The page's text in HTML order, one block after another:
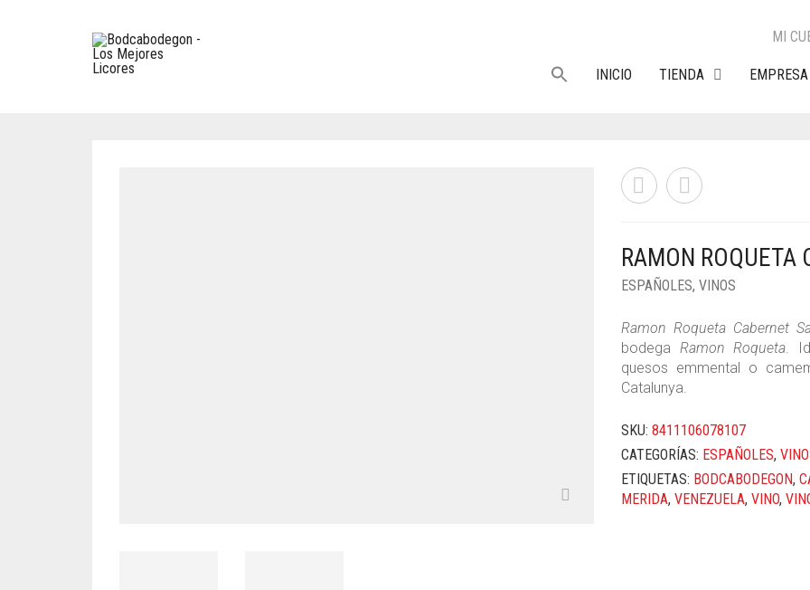
MI
INICIO TIENDA EMPRESA
RAMON ROQUETA
ESPAÑOLES, VINOS
Ramon Roqueta Cabernet
bodega Ramon Roqueta.
quesos emmental o
Catalunya.
SKU: 8411106078107
CATEGORÍAS: ESPAÑOLES,
ETIQUETAS: BODCABODEGON,
MERIDA, VENEZUELA, VINO,